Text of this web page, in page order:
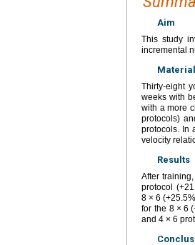
Aim
This study
incremental
Thirty-eight
weeks with
with a more
protocols)
protocols. In
velocity
Results
After
protocol
8 × 6
for the 8 × 6
and 4 × 6